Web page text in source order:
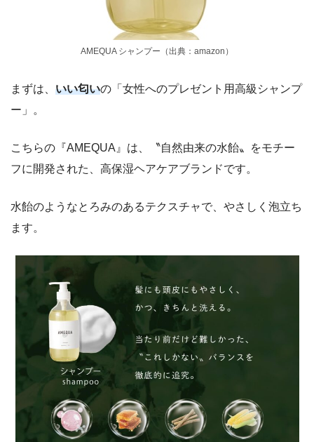
AMEQUA シャンプー（出典：amazon）
まずは、 いい匂いの「女性へのプレゼント用高級シャンプ
ー」。
こちらの『AMEQUA』は、〝自然由来の水飴〟をモチー
フに開発された、高保湿ヘアケアブランドです。
水飴のようなとろみのあるテクスチャで、やさしく泡立ち
ます。